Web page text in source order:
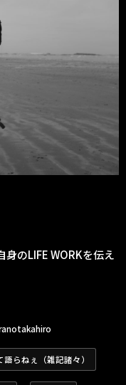
のLIFE WORKを伝え
らねぇ（雑記諸々）